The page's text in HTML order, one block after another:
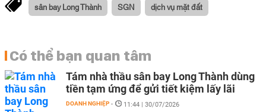
sân bay Long Thành SGN dịch vụ mặt đất
Có thể bạn quan tâm
Tám nhà thầu sân bay Long Thành dùng
tiền tạm ứng để gửi tiết kiệm lấy lãi
DOANH NGHIỆP - 11:44 | 30/07/2026